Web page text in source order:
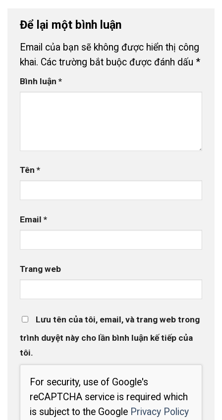
Để lại một bình luận
Email của bạn sẽ không được hiển thị công
khai. Các trường bắt buộc được đánh dấu *
Bình luận *
Tên *
Email *
Trang web
Lưu tên của tôi, email, và trang web trong
trình duyệt này cho lần bình luận kế tiếp của
tôi.
For security, use of Google's
reCAPTCHA service is required which
is subject to the Google Privacy Policy